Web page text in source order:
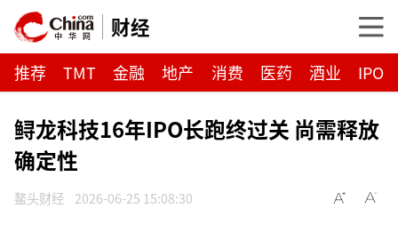
财经
推荐 TMT 金融 地产 消费 医药 酒业 IPO
鲟龙科技16年IPO长跑终过关 尚需释放
确定性
鳌头财经 2026-06-25 15:08:30